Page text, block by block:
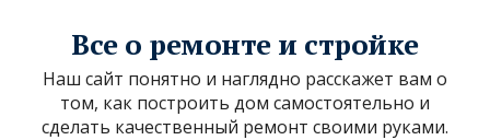
Все о ремонте и стройке
Наш сайт понятно и наглядно расскажет вам о
том, как построить дом самостоятельно и
сделать качественный ремонт своими руками.